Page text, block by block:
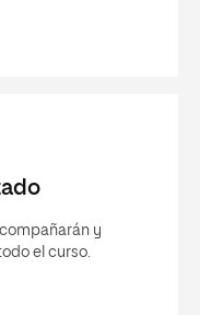
y
el curso.